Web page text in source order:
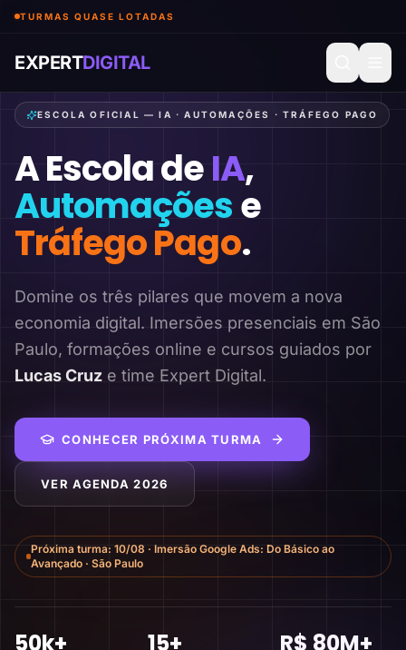
TURMAS QUASE LOTADAS
EXPERTDIGITAL
ESCOLA OFICIAL — IA · AUTOMAÇÕES · TRÁFEGO PAGO
A Escola deIA,
Automaçõese
Tráfego Pago.
Domine os três pilares que movem a nova
economia digital. Imersões presenciais em São
Paulo, formações online e cursos guiados por
Lucas Cruz e time Expert Digital.
CONHECER PRÓXIMA TURMA
VER AGENDA 2026
Próxima turma: 10/08 · Imersão Google Ads: Do Básico ao
Avançado · São Paulo
50k+ 15+ R$ 80M+